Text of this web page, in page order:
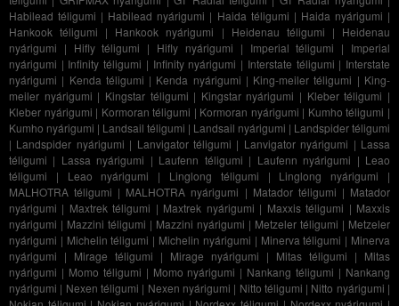
Habilead téligumi | Habilead nyárigumi | Haida téligumi | Haida nyárigumi |
Hankook téligumi | Hankook nyárigumi | Heidenau téligumi | Heidenau
nyárigumi | Hifly téligumi | Hifly nyárigumi | Imperial téligumi | Imperial
nyárigumi | Infinity téligumi | Infinity nyárigumi | Interstate téligumi | Interstate
nyárigumi | Kenda téligumi | Kenda nyárigumi | King-meiler téligumi | King-
meiler nyárigumi | Kingstar téligumi | Kingstar nyárigumi | Kleber téligumi |
Kleber nyárigumi | Kormoran téligumi | Kormoran nyárigumi | Kumho téligumi |
Kumho nyárigumi | Landsail téligumi | Landsail nyárigumi | Landspider téligumi
| Landspider nyárigumi | Lanvigator téligumi | Lanvigator nyárigumi | Lassa
téligumi | Lassa nyárigumi | Laufenn téligumi | Laufenn nyárigumi | Leao
téligumi | Leao nyárigumi | Linglong téligumi | Linglong nyárigumi |
MALHOTRA téligumi | MALHOTRA nyárigumi | Matador téligumi | Matador
nyárigumi | Maxtrek téligumi | Maxtrek nyárigumi | Maxxis téligumi | Maxxis
nyárigumi | Mazzini téligumi | Mazzini nyárigumi | Metzeler téligumi | Metzeler
nyárigumi | Michelin téligumi | Michelin nyárigumi | Minerva téligumi | Minerva
nyárigumi | Mirage téligumi | Mirage nyárigumi | Mitas téligumi | Mitas
nyárigumi | Momo téligumi | Momo nyárigumi | Nankang téligumi | Nankang
nyárigumi | Nexen téligumi | Nexen nyárigumi | Nitto téligumi | Nitto nyárigumi |